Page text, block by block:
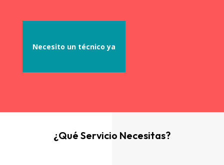
Necesito un técnico ya
¿Qué Servicio Necesitas?